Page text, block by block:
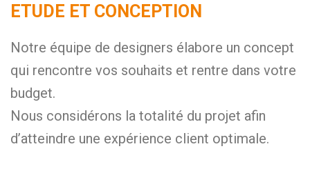
ETUDE ET CONCEPTION
Notre équipe de designers élabore un concept
qui rencontre vos souhaits et rentre dans votre
budget.
Nous considérons la totalité du projet afin
d’atteindre une expérience client optimale.